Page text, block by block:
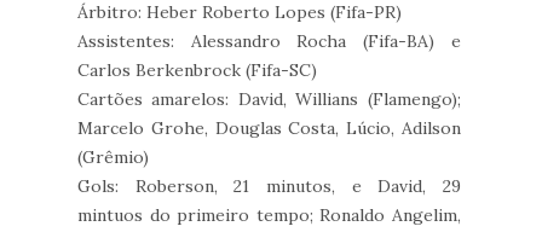
Árbitro: Heber Roberto Lopes (Fifa-PR)
Assistentes: Alessandro Rocha (Fifa-BA) e
Carlos Berkenbrock (Fifa-SC)
Cartões amarelos: David, Willians (Flamengo);
Marcelo Grohe, Douglas Costa, Lúcio, Adilson
(Grêmio)
Gols: Roberson, 21 minutos, e David, 29
mintuos do primeiro tempo; Ronaldo Angelim,